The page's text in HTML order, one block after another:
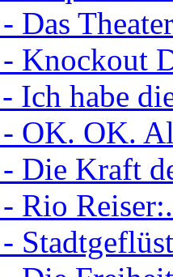
Das
Knockout
Ich habe
OK. OK.
Die Kraft
Rio